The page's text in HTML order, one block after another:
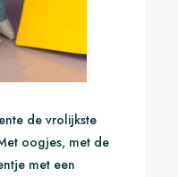
de vrolijkste
oogjes, met de
met een